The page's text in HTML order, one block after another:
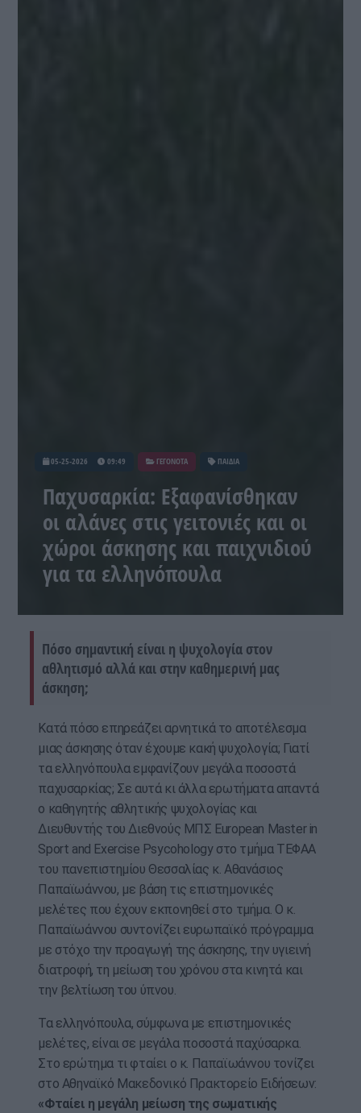
05-25-2026 09:49 ΓΕΓΟΝΟΤΑ ΠΑΙΔΙΑ
Παχυσαρκία: Εξαφανίσθηκαν
οι αλάνες στις γειτονιές και οι
χώροι άσκησης και παιχνιδιού
για τα ελληνόπουλα
Πόσο σημαντική είναι η ψυχολογία στον
αθλητισμό αλλά και στην καθημερινή μας
άσκηση;
Κατά πόσο επηρεάζει αρνητικά το αποτέλεσμα
μιας άσκησης όταν έχουμε κακή ψυχολογία; Γιατί
τα ελληνόπουλα εμφανίζουν μεγάλα ποσοστά
παχυσαρκίας; Σε αυτά κι άλλα ερωτήματα απαντά
ο καθηγητής αθλητικής ψυχολογίας και
Διευθυντής του Διεθνούς ΜΠΣ European Master in
Sport and Exercise Psycohology στο τμήμα ΤΕΦΑΑ
του πανεπιστημίου Θεσσαλίας κ. Αθανάσιος
Παπαϊωάννου, με βάση τις επιστημονικές
μελέτες που έχουν εκπονηθεί στο τμήμα. Ο κ.
Παπαϊωάννου συντονίζει ευρωπαϊκό πρόγραμμα
με στόχο την προαγωγή της άσκησης, την υγιεινή
διατροφή, τη μείωση του χρόνου στα κινητά και
την βελτίωση του ύπνου.
Τα ελληνόπουλα, σύμφωνα με επιστημονικές
μελέτες, είναι σε μεγάλα ποσοστά παχύσαρκα.
Στο ερώτημα τι φταίει ο κ. Παπαϊωάννου τονίζει
στο Αθηναϊκό Μακεδονικό Πρακτορείο Ειδήσεων:
«Φταίει η μεγάλη μείωση της σωματικής